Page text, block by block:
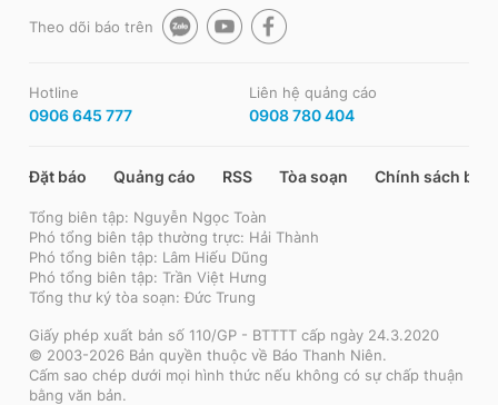
Theo dõi báo trên
Hotline
0906 645 777
Liên hệ quảng cáo
0908 780 404
Đặt báo Quảng cáo RSS Tòa soạn Chính sách bảo
Tổng biên tập: Nguyễn Ngọc Toàn
Phó tổng biên tập thường trực: Hải Thành
Phó tổng biên tập: Lâm Hiếu Dũng
Phó tổng biên tập: Trần Việt Hưng
Tổng thư ký tòa soạn: Đức Trung
Giấy phép xuất bản số 110/GP - BTTTT cấp ngày 24.3.2020
© 2003-2026 Bản quyền thuộc về Báo Thanh Niên.
Cấm sao chép dưới mọi hình thức nếu không có sự chấp thuận
bằng văn bản.